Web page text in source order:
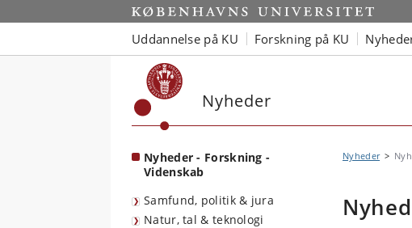
Start
Uddannelse på KU Forskning på KU
Nyheder
Nyheder - Forskning -
Videnskab
Samfund, politik & jura
Natur, tal & teknologi
Nyheder